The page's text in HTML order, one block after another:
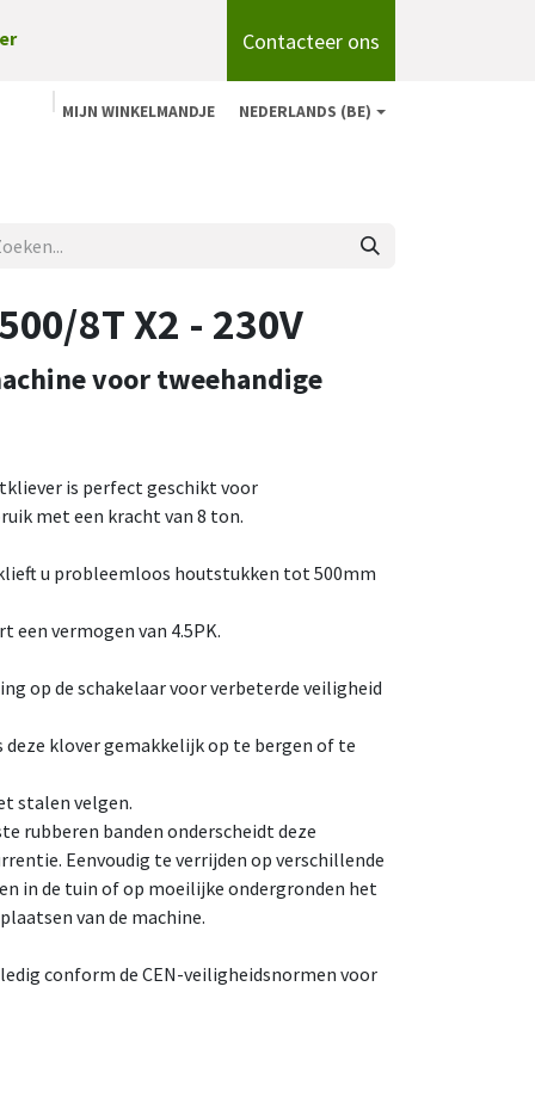
Contacteer ons
MIJN WINKELMANDJE NEDERLANDS (BE)
8T X2 - 230V
voor tweehandige
is perfect geschikt voor
met een kracht van 8 ton.
u probleemloos houtstukken tot 500mm
een vermogen van 4.5PK.
op de schakelaar voor verbeterde veiligheid
klover gemakkelijk op te bergen of te
stalen velgen.
rubberen banden onderscheidt deze
Eenvoudig te verrijden op verschillende
in de tuin of op moeilijke ondergronden het
van de machine.
conform de CEN-veiligheidsnormen voor